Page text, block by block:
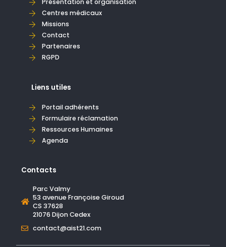
Présentation et organisation
Centres médicaux
Missions
Contact
Partenaires
RGPD
Liens utiles
Portail adhérents
Formulaire réclamation
Ressources Humaines
Agenda
Contacts
Parc Valmy
53 avenue Françoise Giroud
CS 37628
21076 Dijon Cedex
contact@aist21.com